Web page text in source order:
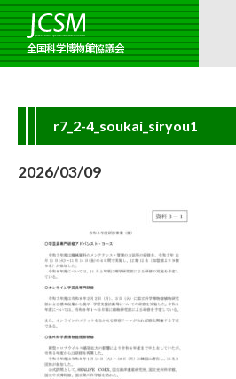
全国科学博物館協議会
r7_2-4_soukai_siryou1
2026/03/09